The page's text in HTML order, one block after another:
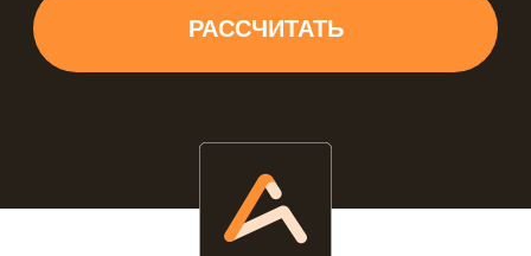
Запишитесь на удобное время и наш
подобрать индивидуальный дизайн
политикой